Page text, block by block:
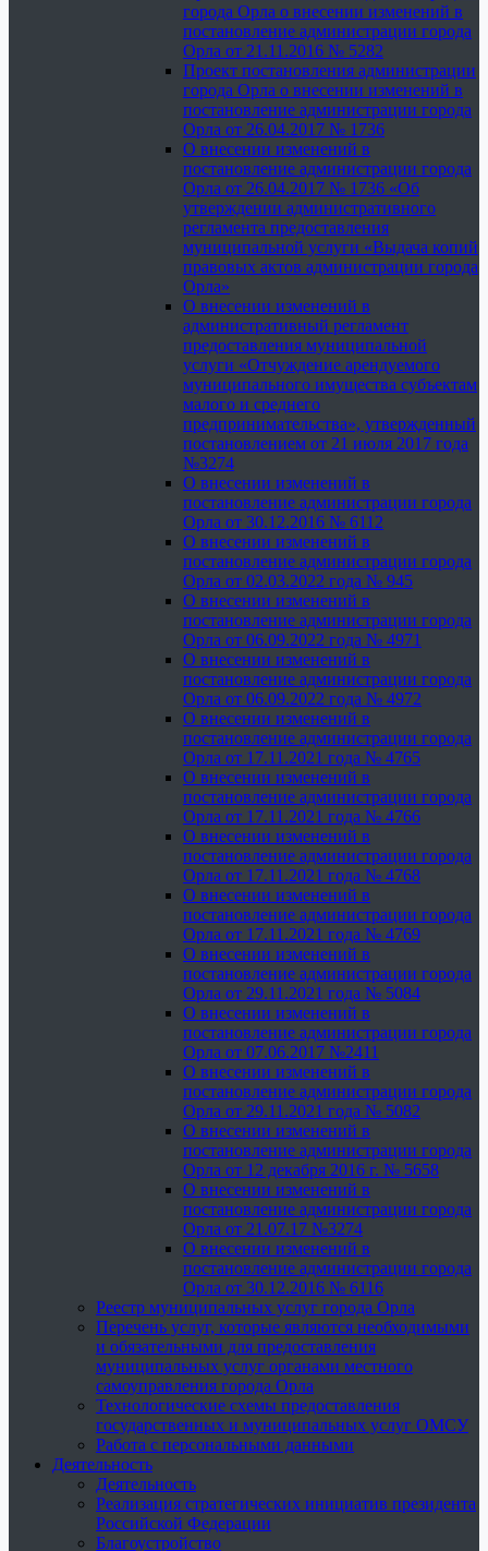
города Орла о внесении изменений в
постановление администрации города
Орла от 21.11.2016 № 5282
Проект постановления администрации
города Орла о внесении изменений в
постановление администрации города
Орла от 26.04.2017 № 1736
О внесении изменений в
постановление администрации города
Орла от 26.04.2017 № 1736 «Об
утверждении административного
регламента предоставления
муниципальной услуги «Выдача копий
правовых актов администрации города
Орла»
О внесении изменений в
административный регламент
предоставления муниципальной
услуги «Отчуждение арендуемого
муниципального имущества субъектам
малого и среднего
предпринимательства», утвержденный
постановлением от 21 июля 2017 года
№3274
О внесении изменений в
постановление администрации города
Орла от 30.12.2016 № 6112
О внесении изменений в
постановление администрации города
Орла от 02.03.2022 года № 945
О внесении изменений в
постановление администрации города
Орла от 06.09.2022 года № 4971
О внесении изменений в
постановление администрации города
Орла от 06.09.2022 года № 4972
О внесении изменений в
постановление администрации города
Орла от 17.11.2021 года № 4765
О внесении изменений в
постановление администрации города
Орла от 17.11.2021 года № 4766
О внесении изменений в
постановление администрации города
Орла от 17.11.2021 года № 4768
О внесении изменений в
постановление администрации города
Орла от 17.11.2021 года № 4769
О внесении изменений в
постановление администрации города
Орла от 29.11.2021 года № 5084
О внесении изменений в
постановление администрации города
Орла от 07.06.2017 №2411
О внесении изменений в
постановление администрации города
Орла от 29.11.2021 года № 5082
О внесении изменений в
постановление администрации города
Орла от 12 декабря 2016 г. № 5658
О внесении изменений в
постановление администрации города
Орла от 21.07.17 №3274
О внесении изменений в
постановление администрации города
Орла от 30.12.2016 № 6116
Реестр муниципальных услуг города Орла
Перечень услуг, которые являются необходимыми
и обязательными для предоставления
муниципальных услуг органами местного
самоуправления города Орла
Технологические схемы предоставления
государственных и муниципальных услуг ОМСУ
Работа с персональными данными
Деятельность
Деятельность
Реализация стратегических инициатив президента
Российской Федерации
Благоустройство